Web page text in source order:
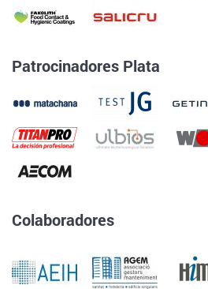
Patrocinadores Plata
Colaboradores